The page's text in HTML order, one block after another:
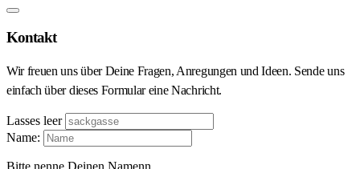
Kontakt
Wir freuen uns über Deine Fragen, Anregungen und Ideen. Sende uns
einfach über dieses Formular eine Nachricht.
Lasses leer
Name:
Bitte nenne Deinen Namenn